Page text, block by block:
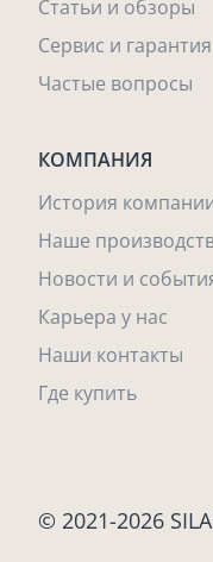
Статьи и обзоры
Сервис и гарантия
Частые вопросы
КОМПАНИЯ
История
Наше
Новости и
Карьера у нас
Наши контакты
Где купить
© 2021-2026